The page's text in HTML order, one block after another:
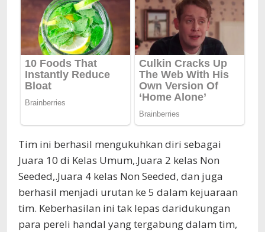
Tim ini berhasil mengukuhkan diri sebagai
Juara 10 di Kelas Umum,.Juara 2 kelas Non
Seeded,.Juara 4 kelas Non Seeded, dan juga
berhasil menjadi urutan ke 5 dalam kejuaraan
tim. Keberhasilan ini tak lepas daridukungan
para pereli handal yang tergabung dalam tim,